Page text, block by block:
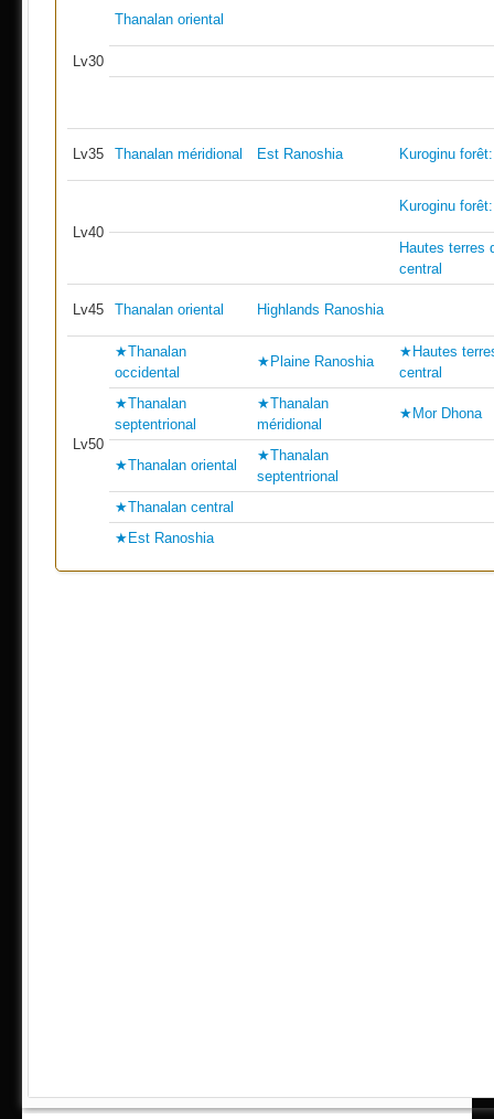
Lv30
Thanalan oriental
Lv35 Thanalan méridional Est Ranoshia Kuroginu
Lv40
Kuroginu
Hautes terres
central
Lv45 Thanalan oriental Highlands Ranoshia
Lv50
★Thanalan
occidental
★Plaine Ranoshia
★Hautes
central
★Thanalan
septentrional
★Thanalan
méridional
★Mor Dhona
★Thanalan oriental
★Thanalan
septentrional
★Thanalan central
★Est Ranoshia